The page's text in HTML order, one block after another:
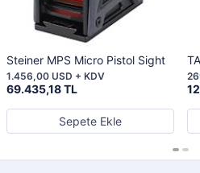
Steiner MPS Micro Pistol Sight
69.435,18 TL
1.456,00 USD + KDV
Sepete Ekle